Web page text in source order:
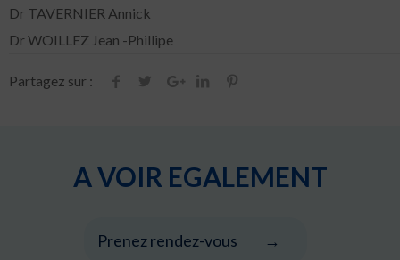
Dr TAVERNIER Annick
Dr WOILLEZ Jean -Phillipe
Partagez sur :
A VOIR EGALEMENT
Prenez rendez-vous